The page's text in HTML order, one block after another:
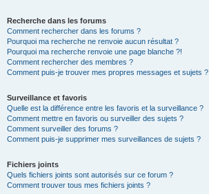
Recherche dans les forums
Comment rechercher dans les forums ?
Pourquoi ma recherche ne renvoie aucun résultat ?
Pourquoi ma recherche renvoie une page blanche ?!
Comment rechercher des membres ?
Comment puis-je trouver mes propres messages et sujets ?
Surveillance et favoris
Quelle est la différence entre les favoris et la surveillance ?
Comment mettre en favoris ou surveiller des sujets ?
Comment surveiller des forums ?
Comment puis-je supprimer mes surveillances de sujets ?
Fichiers joints
Quels fichiers joints sont autorisés sur ce forum ?
Comment trouver tous mes fichiers joints ?